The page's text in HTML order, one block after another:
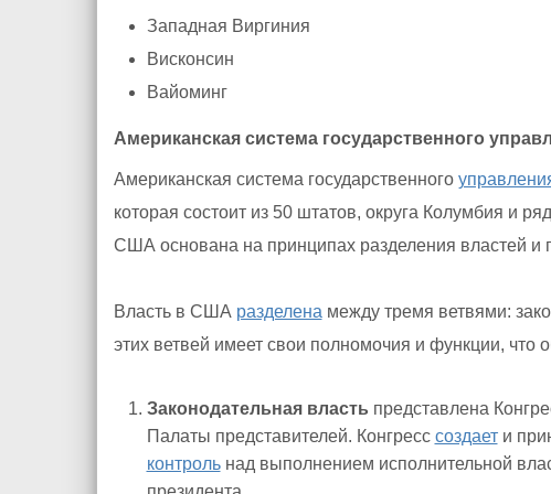
Западная Виргиния
Висконсин
Вайоминг
Американская система государственного
Американская система государственного
которая состоит из 50 штатов, округа Колумбия и
США основана на принципах разделения властей и
Власть в США разделена между тремя ветвями:
этих ветвей имеет свои полномочия и функции, что
Законодательная власть представлена
Палаты представителей. Конгресс создаети
контрольнад выполнением исполнительной